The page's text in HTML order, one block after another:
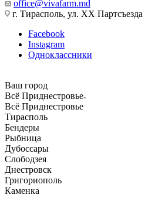
office@vivafarm.md
г. Тирасполь, ул. ХХ Партсъезда
Facebook
Instagram
Одноклассники
Ваш город
Всё Приднестровье
Всё Приднестровье
Тирасполь
Бендеры
Рыбница
Дубоссары
Слободзея
Днестровск
Григориополь
Каменка